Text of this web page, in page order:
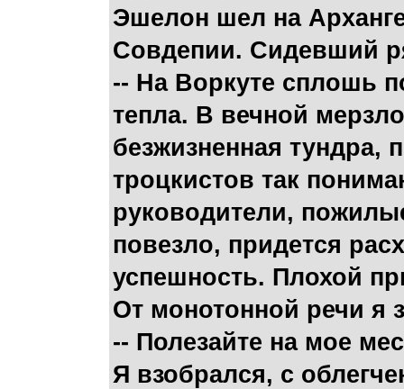
Эшелон шел на
Совдепии. Сидевший
-- На Воркуте сплошь
тепла. В вечной
безжизненная тундра,
троцкистов так
руководители,
повезло, придется
успешность. Плохой
От монотонной речи я
-- Полезайте на мое
Я взобрался, с